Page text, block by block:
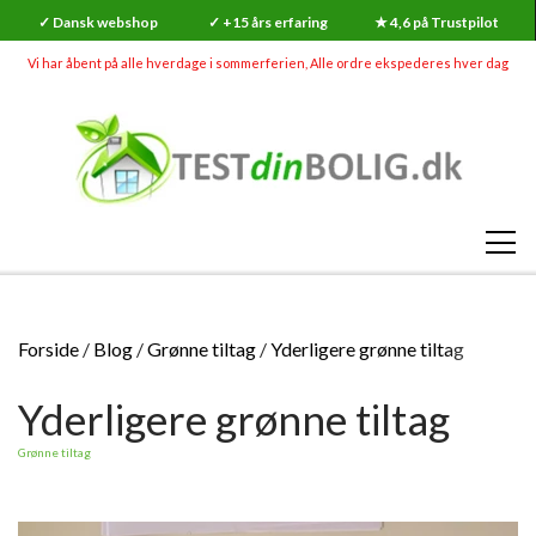
✓ Dansk webshop ✓ +15 års erfaring ★ 4,6 på Trustpilot
Vi har åbent på alle hverdage i sommerferien, Alle ordre ekspederes hver dag
SHOP
RADONMÅLINGER
SKIMMELSVAMP
SKADEDYR (MEGA UDSALG)
HVAD ER RADON?
Forside Blog Grønne tiltag Yderligere grønne tiltag
Yderligere grønne tiltag
Grønne tiltag